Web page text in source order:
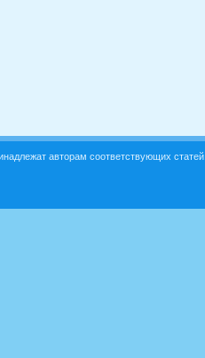
авторам соответствующих статей.